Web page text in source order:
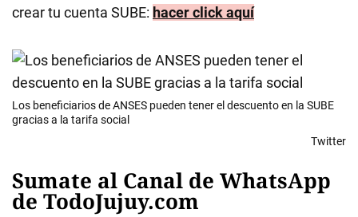
crear tu cuenta SUBE: hacer click aquí
Los beneficiarios de ANSES pueden tener el descuento en la SUBE
gracias a la tarifa social
Twitter
Sumate al Canal de WhatsApp
de TodoJujuy.com